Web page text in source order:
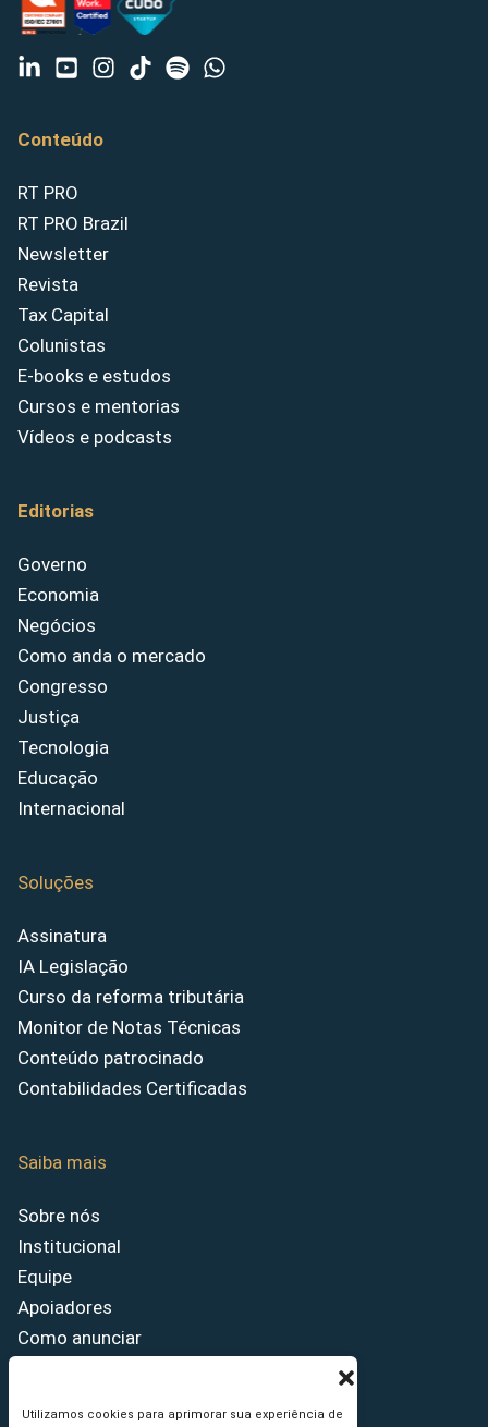
Utilizamos cookies para aprimorar sua experiência de
Conteúdo
RT PRO
RT PRO Brazil
Newsletter
Revista
Tax Capital
Colunistas
E-books e estudos
Cursos e mentorias
Vídeos e podcasts
Editorias
Governo
Economia
Negócios
Como anda o mercado
Congresso
Justiça
Tecnologia
Educação
Internacional
Soluções
Assinatura
IA Legislação
Curso da reforma tributária
Monitor de Notas Técnicas
Conteúdo patrocinado
Contabilidades Certificadas
Saiba mais
Sobre nós
Institucional
Equipe
Apoiadores
Como anunciar